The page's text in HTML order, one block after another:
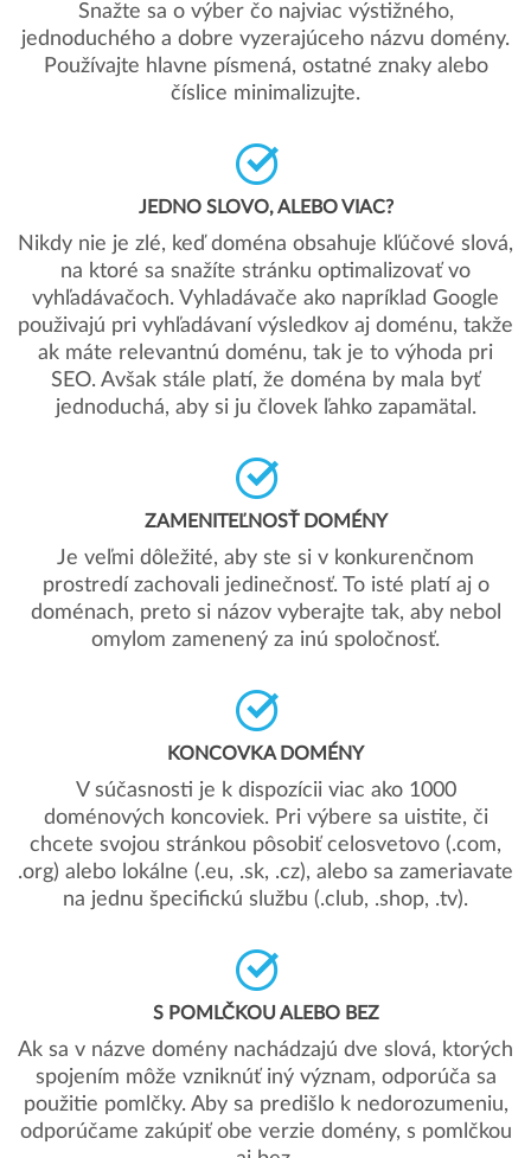
Snažte sa o výber čo najviac výstižného,
jednoduchého a dobre vyzerajúceho názvu domény.
Používajte hlavne písmená, ostatné znaky alebo
číslice minimalizujte.
JEDNO SLOVO, ALEBO VIAC?
Nikdy nie je zlé, keď doména obsahuje kľúčové slová,
na ktoré sa snažíte stránku optimalizovať vo
vyhľadávačoch. Vyhladávače ako napríklad Google
použivajú pri vyhľadávaní výsledkov aj doménu, takže
ak máte relevantnú doménu, tak je to výhoda pri
SEO. Avšak stále platí, že doména by mala byť
jednoduchá, aby si ju človek ľahko zapamätal.
ZAMENITEĽNOSŤ DOMÉNY
Je veľmi dôležité, aby ste si v konkurenčnom
prostredí zachovali jedinečnosť. To isté platí aj o
doménach, preto si názov vyberajte tak, aby nebol
omylom zamenený za inú spoločnosť.
KONCOVKA DOMÉNY
V súčasnosti je k dispozícii viac ako 1000
doménových koncoviek. Pri výbere sa uistite, či
chcete svojou stránkou pôsobiť celosvetovo (.com,
.org) alebo lokálne (.eu, .sk, .cz), alebo sa zameriavate
na jednu špecifickú službu (.club, .shop, .tv).
S POMLČKOU ALEBO BEZ
Ak sa v názve domény nachádzajú dve slová, ktorých
spojením môže vzniknúť iný význam, odporúča sa
použitie pomlčky. Aby sa predišlo k nedorozumeniu,
odporúčame zakúpiť obe verzie domény, s pomlčkou